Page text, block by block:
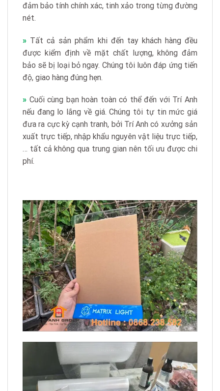
đảm bảo tính chính xác, tinh xảo trong từng đường
nét.
» Tất cả sản phẩm khi đến tay khách hàng đều
được kiểm định về mặt chất lượng, không đảm
bảo sẽ bị loại bỏ ngay. Chúng tôi luôn đáp ứng tiến
độ, giao hàng đúng hẹn.
» Cuối cùng bạn hoàn toàn có thể đến với Trí Anh
nếu đang lo lắng về giá. Chúng tôi tự tin mức giá
đưa ra cực kỳ cạnh tranh, bởi Trí Anh có xưởng sản
xuất trực tiếp, nhập khẩu nguyên vật liệu trực tiếp,
… tất cả không qua trung gian nên tối ưu được chi
phí.